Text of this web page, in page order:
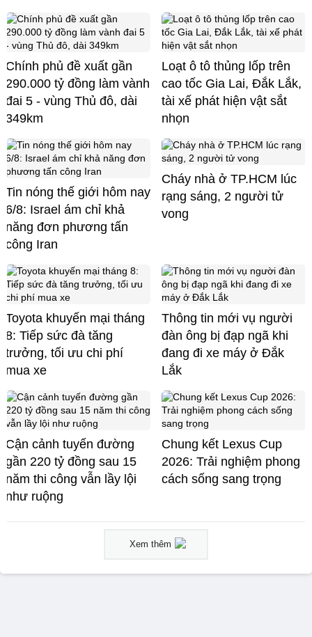
Chính phủ đề xuất gần
290.000 tỷ đồng làm vành
đai 5 - vùng Thủ đô, dài
349km
Loạt ô tô thủng lốp trên
cao tốc Gia Lai, Đắk Lắk,
tài xế phát hiện vật sắt
nhọn
Tin nóng thế giới hôm nay
6/8: Israel ám chỉ khả
năng đơn phương tấn
công Iran
Cháy nhà ở TP.HCM lúc
rạng sáng, 2 người tử
vong
Toyota khuyến mại tháng
8: Tiếp sức đà tăng
trưởng, tối ưu chi phí
mua xe
Thông tin mới vụ người
đàn ông bị đạp ngã khi
đang đi xe máy ở Đắk
Lắk
Cận cảnh tuyến đường
gần 220 tỷ đồng sau 15
năm thi công vẫn lầy lội
như ruộng
Chung kết Lexus Cup
2026: Trải nghiệm phong
cách sống sang trọng
Xem thêm